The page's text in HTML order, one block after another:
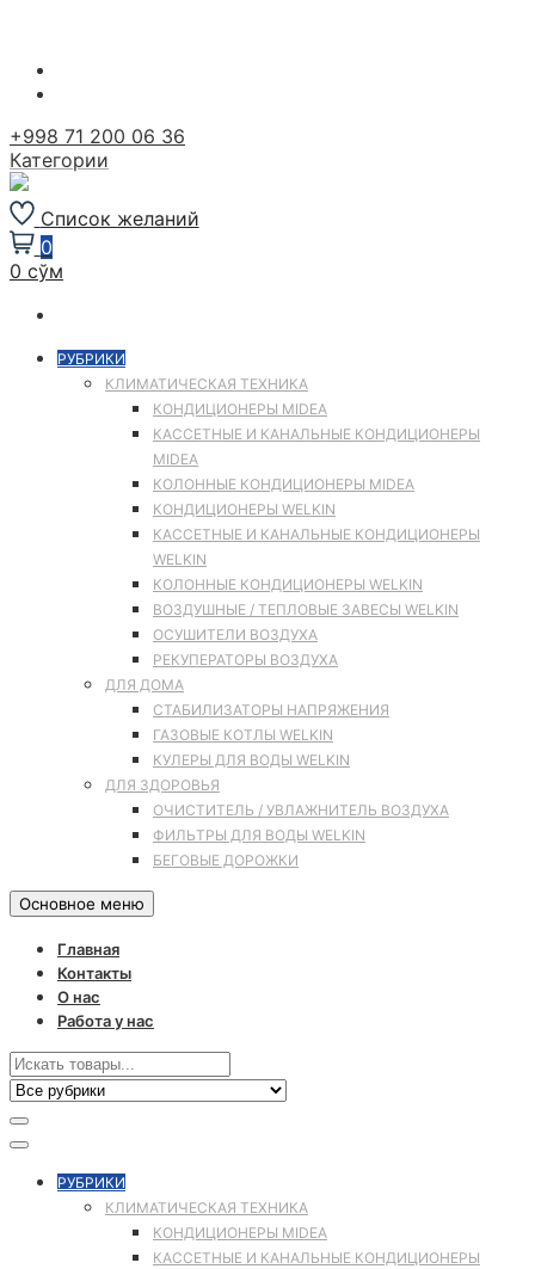
Перейти
+998 71 200 06 36
Категории
Список желаний
0
0 сўм
РУБРИКИ
КЛИМАТИЧЕСКАЯ ТЕХНИКА
КОНДИЦИОНЕРЫ MIDEA
КАССЕТНЫЕ И КАНАЛЬНЫЕ КОНДИЦИОНЕРЫ
MIDEA
КОЛОННЫЕ КОНДИЦИОНЕРЫ MIDEA
КОНДИЦИОНЕРЫ WELKIN
КАССЕТНЫЕ И КАНАЛЬНЫЕ КОНДИЦИОНЕРЫ
WELKIN
КОЛОННЫЕ КОНДИЦИОНЕРЫ WELKIN
ВОЗДУШНЫЕ / ТЕПЛОВЫЕ ЗАВЕСЫ WELKIN
ОСУШИТЕЛИ ВОЗДУХА
РЕКУПЕРАТОРЫ ВОЗДУХА
ДЛЯ ДОМА
СТАБИЛИЗАТОРЫ НАПРЯЖЕНИЯ
ГАЗОВЫЕ КОТЛЫ WELKIN
КУЛЕРЫ ДЛЯ ВОДЫ WELKIN
ДЛЯ ЗДОРОВЬЯ
ОЧИСТИТЕЛЬ / УВЛАЖНИТЕЛЬ ВОЗДУХА
ФИЛЬТРЫ ДЛЯ ВОДЫ WELKIN
БЕГОВЫЕ ДОРОЖКИ
Основное меню
Главная
Контакты
О нас
Работа у нас
РУБРИКИ
КЛИМАТИЧЕСКАЯ ТЕХНИКА
КОНДИЦИОНЕРЫ MIDEA
КАССЕТНЫЕ И КАНАЛЬНЫЕ КОНДИЦИОНЕРЫ